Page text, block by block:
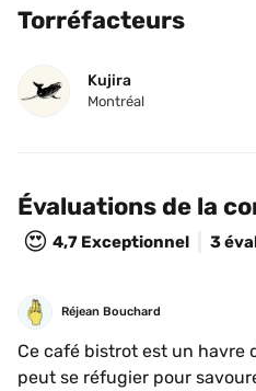
Torréfacteurs
Kujira
Montréal
Évaluations de la
😍 4,7 Exceptionnel 3
Réjean Bouchard
Ce café bistrot est un havre
peut se réfugier pour